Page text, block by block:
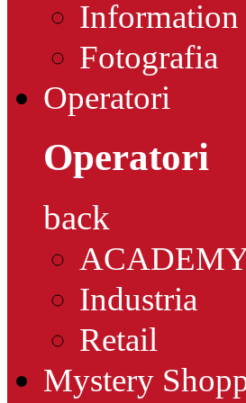
Information
Fotografia
Operatori
Operatori
back
Industria
Retail
Mystery